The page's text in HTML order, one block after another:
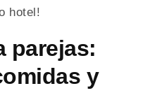
hotel!
parejas:
y